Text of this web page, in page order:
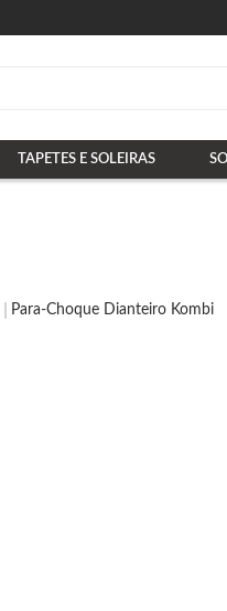
TAPETES E SOLEIRAS
Para-Choque Dianteiro Kombi